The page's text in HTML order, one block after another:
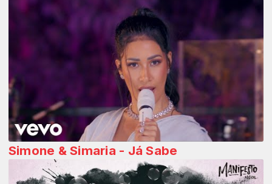
Simone & Simaria - Já Sabe